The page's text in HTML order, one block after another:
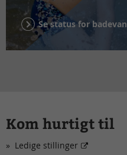
Se status for
Kom hurtigt til
Ledige stillinger